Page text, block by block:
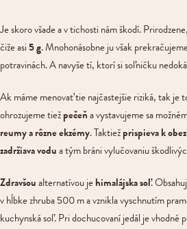
Je skoro všade a v tichosti nám škodí.
čiže asi 5 g . Mnohonásobne ju však
potravinách. A navyše tí, ktorí si soľničku
Ak máme menovať tie najčastejšie riziká, tak je
ohrozujeme tiež pečeň a vystavujeme sa
reumy a rôzne ekzémy . Taktiež prispieva k
zadržiava vodu a tým bráni vylučovaniu
Zdravšou alternatívou je himalájska soľ.
v hĺbke zhruba 500 m a vznikla vyschnutím
kuchynská soľ. Pri dochucovaní jedál je vhodné